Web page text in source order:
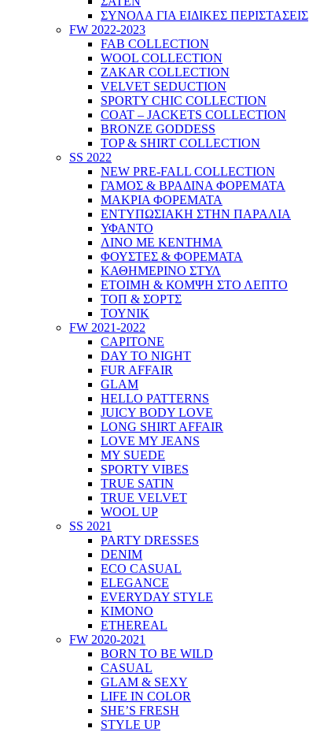
ΣΥΝΟΛΑ ΓΙΑ ΕΙΔΙΚΕΣ ΠΕΡΙΣΤΑΣΕΙΣ
FW 2022-2023
FAB COLLECTION
WOOL COLLECTION
ZAKAR COLLECTION
VELVET SEDUCTION
SPORTY CHIC COLLECTION
COAT – JACKETS COLLECTION
BRONZE GODDESS
TOP & SHIRT COLLECTION
SS 2022
NEW PRE-FALL COLLECTION
ΓΑΜΟΣ & ΒΡΑΔΙΝΑ ΦΟΡΕΜΑΤΑ
ΜΑΚΡΙΑ ΦΟΡΕΜΑΤΑ
ΕΝΤΥΠΩΣΙΑΚΗ ΣΤΗΝ ΠΑΡΑΛΙΑ
ΥΦΑΝΤΟ
ΛΙΝΟ ΜΕ ΚΕΝΤΗΜΑ
ΦΟΥΣΤΕΣ & ΦΟΡΕΜΑΤΑ
ΚΑΘΗΜΕΡΙΝΟ ΣΤΥΛ
ΕΤΟΙΜΗ & ΚΟΜΨΗ ΣΤΟ ΛΕΠΤΟ
ΤΟΠ & ΣΟΡΤΣ
ΤΟΥΝΙΚ
FW 2021-2022
CAPITONE
DAY TO NIGHT
FUR AFFAIR
GLAM
HELLO PATTERNS
JUICY BODY LOVE
LONG SHIRT AFFAIR
LOVE MY JEANS
MY SUEDE
SPORTY VIBES
TRUE SATIN
TRUE VELVET
WOOL UP
SS 2021
PARTY DRESSES
DENIM
ECO CASUAL
ELEGANCE
EVERYDAY STYLE
KIMONO
ETHEREAL
FW 2020-2021
BORN TO BE WILD
CASUAL
GLAM & SEXY
LIFE IN COLOR
SHE’S FRESH
STYLE UP